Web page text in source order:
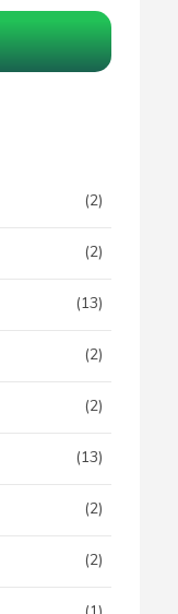
(2)
(2)
(13)
(2)
(2)
(13)
(2)
(2)